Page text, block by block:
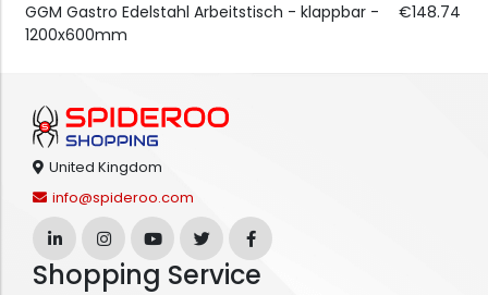
GGM Gastro Edelstahl Arbeitstisch - klappbar -
1200x600mm
€148.74
United Kingdom
info@spideroo.com
Shopping Service